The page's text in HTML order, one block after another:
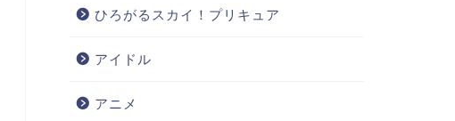
ひろがるスカイ！プリキュア
アイドル
アニメ